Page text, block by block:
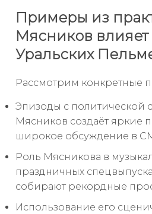
Примеры из
Мясников влияет
Уральских
Рассмотрим конкретные
Эпизоды с политической
Мясников создаёт яркие
широкое обсуждение в
Роль Мясникова в
праздничных
собирают рекордные
Использование его